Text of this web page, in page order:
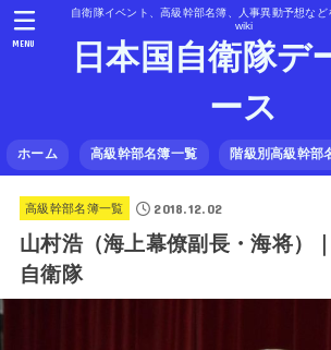
自衛隊イベント、高級幹部名簿、人事異動予想など
wiki
日本国自衛隊デ
ース
ホーム 高級幹部名簿一覧 階級別高級幹部
MENU
高級幹部名簿一覧 2018.12.02
山村浩（海上幕僚副長・海将）
自衛隊